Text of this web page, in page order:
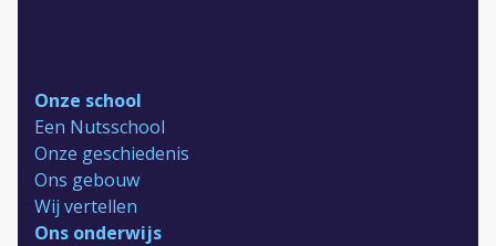
Onze school
Een Nutsschool
Onze geschiedenis
Ons gebouw
Wij vertellen
Ons onderwijs